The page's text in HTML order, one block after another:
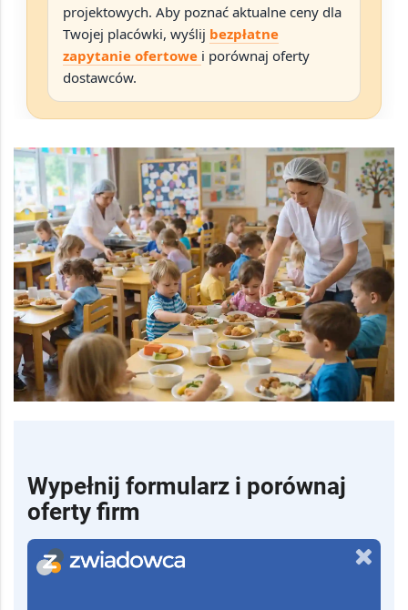
projektowych. Aby poznać aktualne ceny dla
Twojej placówki, wyślij bezpłatne
zapytanie ofertowe i porównaj oferty
dostawców.
Wypełnij formularz i porównaj
oferty firm